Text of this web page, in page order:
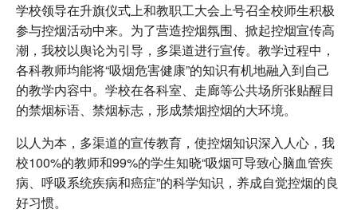
学校领导在升旗仪式上和教职工大会上号召全校师生积极
参与控烟活动中来。为了营造控烟氛围、掀起控烟宣传高
潮，我校以舆论为引导，多渠道进行宣传。教学过程中，
各科教师均能将“吸烟危害健康”的知识有机地融入到自己
的教学内容中。学校在各科室、走廊等公共场所张贴醒目
的禁烟标语、禁烟标志，形成禁烟控烟的大环境。
以人为本，多渠道的宣传教育，使控烟知识深入人心，我
校100%的教师和99%的学生知晓“吸烟可导致心脑血管疾
病、呼吸系统疾病和癌症”的科学知识，养成自觉控烟的良
好习惯。